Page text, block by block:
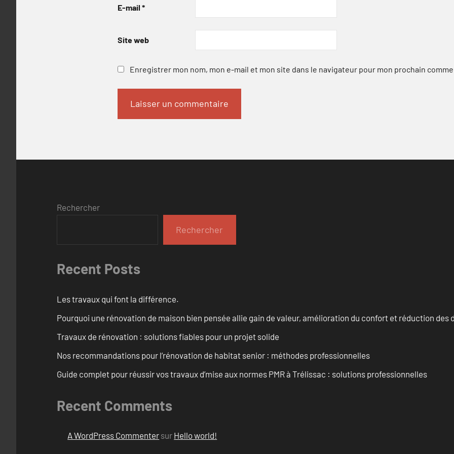
E-mail *
Site web
Enregistrer mon nom, mon e-mail et mon site dans le navigateur pour mon prochain
Rechercher
Rechercher
Recent Posts
Les travaux qui font la différence.
Pourquoi une rénovation de maison bien pensée allie gain de valeur, amélioration du confort et réduction des
Travaux de rénovation : solutions fiables pour un projet solide
Nos recommandations pour l’rénovation de habitat senior : méthodes professionnelles
Guide complet pour réussir vos travaux d’mise aux normes PMR à Trélissac : solutions professionnelles
Recent Comments
A WordPress Commenter sur Hello world!